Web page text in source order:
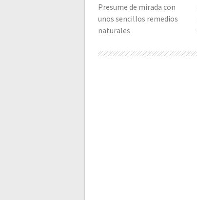
Presume de mirada con
unos sencillos remedios
naturales